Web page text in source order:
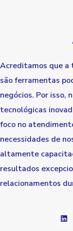
Acreditamos que a
são ferramentas
negócios. Por isso,
tecnológicas
foco no
necessidades de
altamente
resultados
relacionamentos